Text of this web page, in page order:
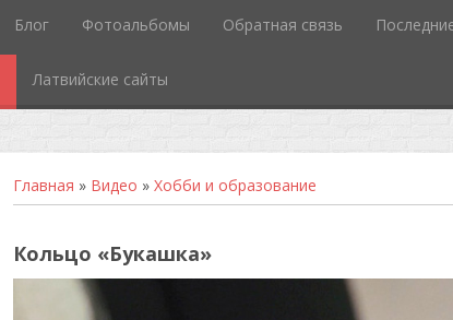
Блог Фотоальбомы Обратная связь
Латвийские сайты
Главная » Видео » Хобби и образование
Кольцо «Букашка»